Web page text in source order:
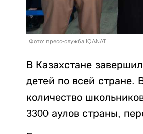
Фото: пресс-служба IQANAT
В Казахстане
детей по всей стране.
количество
3300 аулов страны,